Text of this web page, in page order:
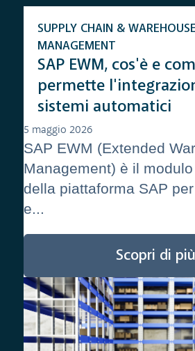
SAP EWM, cos'è e
permette
sistemi automatici
SUPPLY CHAIN & WAREHOUSE
MANAGEMENT
5 maggio 2026
SAP EWM (Extended
Management) è il
della piattaforma SAP
e...
Scopri di più